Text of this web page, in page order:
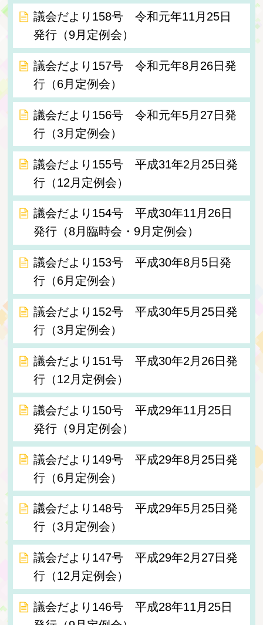
議会だより158号 令和元年11月25日
発行（9月定例会）
議会だより157号 令和元年8月26日発
行（6月定例会）
議会だより156号 令和元年5月27日発
行（3月定例会）
議会だより155号 平成31年2月25日発
行（12月定例会）
議会だより154号 平成30年11月26日
発行（8月臨時会・9月定例会）
議会だより153号 平成30年8月5日発
行（6月定例会）
議会だより152号 平成30年5月25日発
行（3月定例会）
議会だより151号 平成30年2月26日発
行（12月定例会）
議会だより150号 平成29年11月25日
発行（9月定例会）
議会だより149号 平成29年8月25日発
行（6月定例会）
議会だより148号 平成29年5月25日発
行（3月定例会）
議会だより147号 平成29年2月27日発
行（12月定例会）
議会だより146号 平成28年11月25日